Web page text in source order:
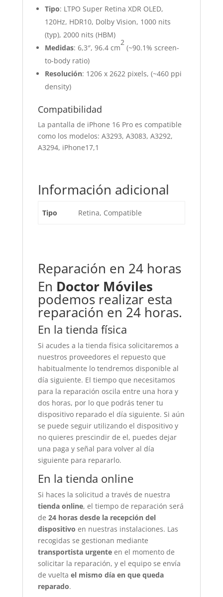
Tipo: LTPO Super Retina XDR OLED,
120Hz, HDR10, Dolby Vision, 1000 nits
(typ), 2000 nits (HBM)
Medidas: 6,3″, 96.4 cm
2
(~90.1% screen-
to-body ratio)
Resolución: 1206 x 2622 pixels, (~460 ppi
density)
Compatibilidad
La pantalla de iPhone 16 Pro es compatible
como los modelos: A3293, A3083, A3292,
A3294, iPhone17,1
Información adicional
Tipo Retina, Compatible
Reparación en 24 horas
En Doctor Móviles
podemos realizar esta
reparación en 24 horas.
En la tienda física
Si acudes a la tienda física solicitaremos a
nuestros proveedores el repuesto que
habitualmente lo tendremos disponible al
día siguiente. El tiempo que necesitamos
para la reparación oscila entre una hora y
dos horas, por lo que podrás tener tu
dispositivo reparado el día siguiente. Si aún
se puede seguir utilizando el dispositivo y
no quieres prescindir de el, puedes dejar
una paga y señal para volver al día
siguiente para repararlo.
En la tienda online
Si haces la solicitud a través de nuestra
tienda online, el tiempo de reparación será
de 24 horas desde la recepción del
dispositivo en nuestras instalaciones. Las
recogidas se gestionan mediante
transportista urgenteen el momento de
solicitar la reparación, y el equipo se envía
de vuelta el mismo día en que queda
reparado.